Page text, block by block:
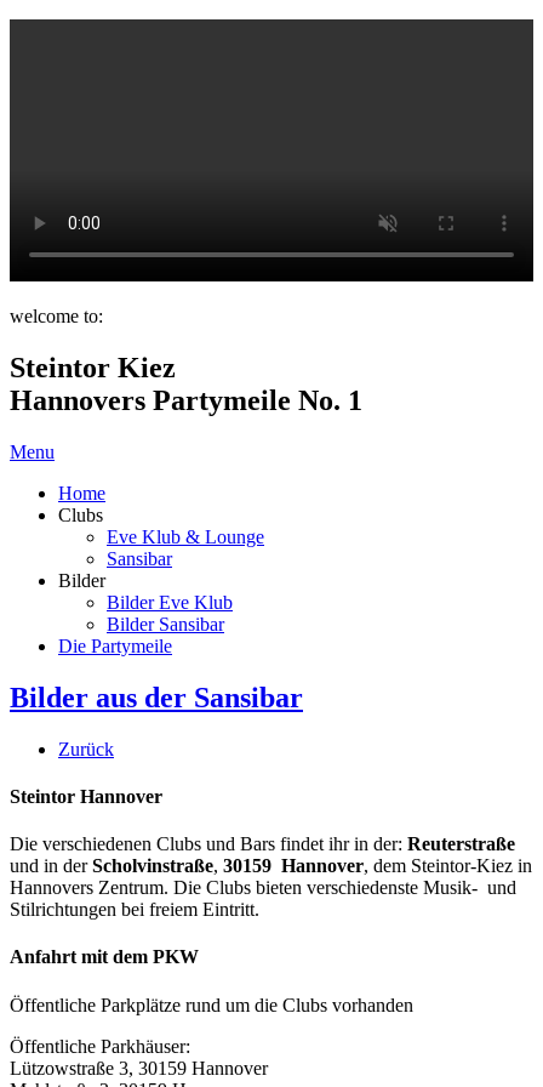
welcome to:
Steintor Kiez
Hannovers Partymeile No. 1
Menu
Home
Clubs
Eve Klub & Lounge
Sansibar
Bilder
Bilder Eve Klub
Bilder Sansibar
Die Partymeile
Bilder aus der Sansibar
Zurück
Steintor Hannover
Die verschiedenen Clubs und Bars findet ihr in der: Reuterstraße
und in derScholvinstraße, 30159 Hannover, dem Steintor-Kiez in
Hannovers Zentrum. Die Clubs bieten verschiedenste Musik- und
Stilrichtungen bei freiem Eintritt.
Anfahrt mit dem PKW
Öffentliche Parkplätze rund um die Clubs vorhanden
Öffentliche Parkhäuser:
Lützowstraße 3, 30159 Hannover